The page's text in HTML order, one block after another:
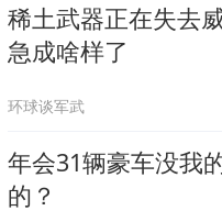
稀土武器正在失去
急成啥样了
环球谈军武
年会31辆豪车没我
的？